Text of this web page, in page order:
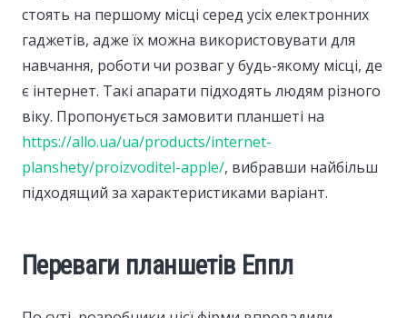
стоять на першому місці серед усіх електронних
гаджетів, адже їх можна використовувати для
навчання, роботи чи розваг у будь-якому місці, де
є інтернет. Такі апарати підходять людям різного
віку. Пропонується замовити планшеті на
https://allo.ua/ua/products/internet-
planshety/proizvoditel-apple/, вибравши найбільш
підходящий за характеристиками варіант.
Переваги планшетів Еппл